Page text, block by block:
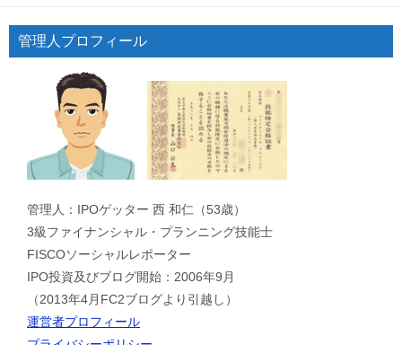
管理人プロフィール
管理人：IPOゲッター 西 和仁（53歳）
3級ファイナンシャル・プランニング技能士
FISCOソーシャルレポーター
IPO投資及びブログ開始：2006年9月
（2013年4月FC2ブログより引越し）
運営者プロフィール